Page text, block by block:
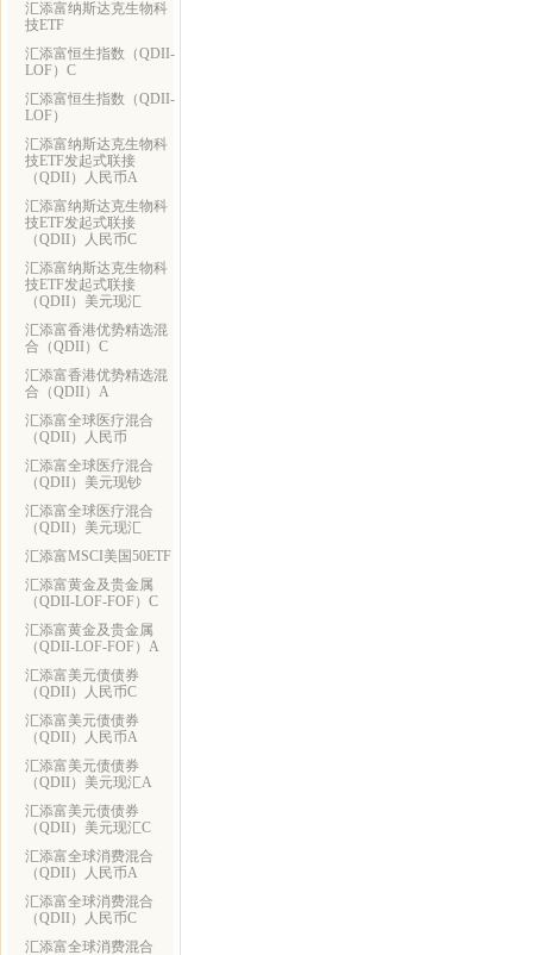
汇添富纳斯达克生物科
技ETF
汇添富恒生指数（QDII-
LOF）C
汇添富恒生指数（QDII-
LOF）
汇添富纳斯达克生物科
技ETF发起式联接
（QDII）人民币A
汇添富纳斯达克生物科
技ETF发起式联接
（QDII）人民币C
汇添富纳斯达克生物科
技ETF发起式联接
（QDII）美元现汇
汇添富香港优势精选混
合（QDII）C
汇添富香港优势精选混
合（QDII）A
汇添富全球医疗混合
（QDII）人民币
汇添富全球医疗混合
（QDII）美元现钞
汇添富全球医疗混合
（QDII）美元现汇
汇添富MSCI美国50ETF
汇添富黄金及贵金属
（QDII-LOF-FOF）C
汇添富黄金及贵金属
（QDII-LOF-FOF）A
汇添富美元债债券
（QDII）人民币C
汇添富美元债债券
（QDII）人民币A
汇添富美元债债券
（QDII）美元现汇A
汇添富美元债债券
（QDII）美元现汇C
汇添富全球消费混合
（QDII）人民币A
汇添富全球消费混合
（QDII）人民币C
汇添富全球消费混合